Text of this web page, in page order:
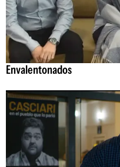
Envalentonados